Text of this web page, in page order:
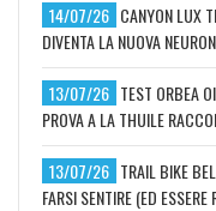
14/07/26 CANYON LUX
DIVENTA LA NUOVA NEURON
13/07/26 TEST ORBEA
PROVA A LA THUILE
13/07/26 TRAIL BIKE
FARSI SENTIRE (ED